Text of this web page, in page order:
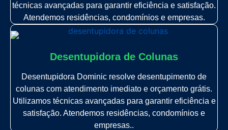
técnicas avançadas para garantir eficiência e satisfação.
Atendemos residências, condomínios e empresas.
Desentupidora de Colunas
Desentupidora Dominic resolve desentupimento de
colunas com atendimento imediato e orçamento grátis.
Utilizamos técnicas avançadas para garantir eficiência e
satisfação. Atendemos residências, condomínios e
empresas..